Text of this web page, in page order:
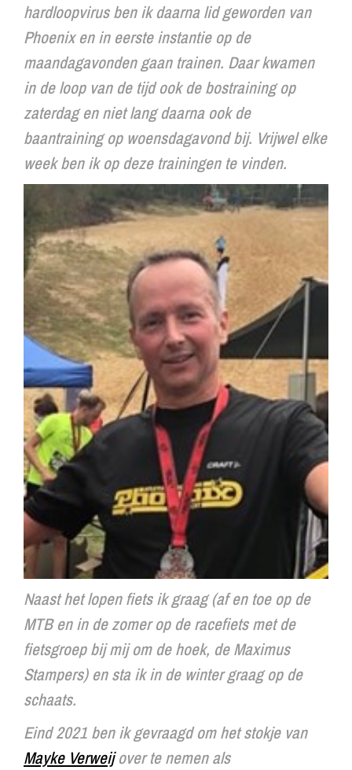
hardloopvirus ben ik daarna lid geworden van
Phoenix en in eerste instantie op de
maandagavonden gaan trainen. Daar kwamen
in de loop van de tijd ook de bostraining op
zaterdag en niet lang daarna ook de
baantraining op woensdagavond bij. Vrijwel elke
week ben ik op deze trainingen te vinden.
Naast het lopen fiets ik graag (af en toe op de
MTB en in de zomer op de racefiets met de
fietsgroep bij mij om de hoek, de Maximus
Stampers) en sta ik in de winter graag op de
schaats.
Eind 2021 ben ik gevraagd om het stokje van
Mayke Verweijover te nemen als